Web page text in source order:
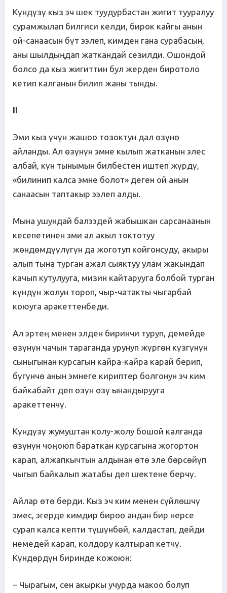
Күндүзү кыз эч шек туудурбастан жигит тууралуу
сурамжылап билгиси келди, бирок кайгы анын
ой-санаасын бүт ээлеп, кимден гана сурабасын,
аны шылдыңдап жаткандай сезилди. Ошондой
болсо да кыз жигиттин бул жерден биротоло
кетип калганын билип жаны тынды.
II
Эми кыз үчүн жашоо тозоктун дал өзүнө
айланды. Ал өзүнүн эмне кылып жатканын элес
албай, күн тынымын билбестен иштеп жүрдү,
«билинип калса эмне болот» деген ой анын
санаасын таптакыр ээлеп алды.
Мына ушундай балээдей жабышкан сарсанаанын
кесепетинен эми ал акыл токтотуу
жөндөмдүүлүгүн да жоготуп койгонсуду, акыры
алып тына турган ажал сыяктуу улам жакындап
качып кутулууга, мизин кайтарууга болбой турган
күндүн жолун тороп, чыр-чатакты чыгарбай
коюуга аракеттенбеди.
Ал эртең менен элден биринчи туруп, демейде
өзүнүн чачын тараганда урунуп жүргөн күзгүнүн
сыныгынан курсагын кайра-кайра карай берип,
бүгүнчө анын эмнеге кириптер болгонун эч ким
байкабайт деп өзүн өзү ынандырууга
аракеттенчү.
Күндүзү жумуштан колу-жолу бошой калганда
өзүнүн чоңоюп бараткан курсагына жогортон
карап, алжапкычтын алдынан өтө эле бөрсөйүп
чыгып байкалып жатабы деп шектене берчү.
Айлар өтө берди. Кыз эч ким менен сүйлөшчү
эмес, эгерде кимдир бирөө андан бир нерсе
сурап калса кепти түшүнбөй, калдастап, дейди
немедей карап, колдору калтырап кетчү.
Күндөрдүн биринде кожоюн:
– Чырагым, сен акыркы учурда макоо болуп